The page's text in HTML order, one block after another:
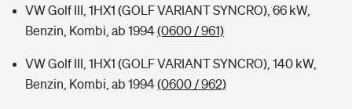
VW Golf III, 1HX1 (GOLF VARIANT SYNCRO), 66 kW,
Benzin, Kombi, ab 1994(0600 / 961)
VW Golf III, 1HX1 (GOLF VARIANT SYNCRO), 140 kW,
Benzin, Kombi, ab 1994(0600 / 962)